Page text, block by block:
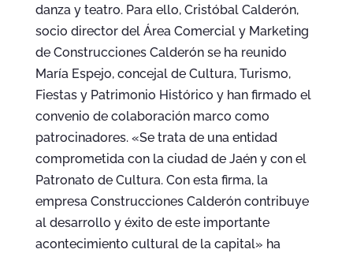
danza y teatro. Para ello, Cristóbal Calderón,
socio director del Área Comercial y Marketing
de Construcciones Calderón se ha reunido
María Espejo, concejal de Cultura, Turismo,
Fiestas y Patrimonio Histórico y han firmado el
convenio de colaboración marco como
patrocinadores. «Se trata de una entidad
comprometida con la ciudad de Jaén y con el
Patronato de Cultura. Con esta firma, la
empresa Construcciones Calderón contribuye
al desarrollo y éxito de este importante
acontecimiento cultural de la capital» ha